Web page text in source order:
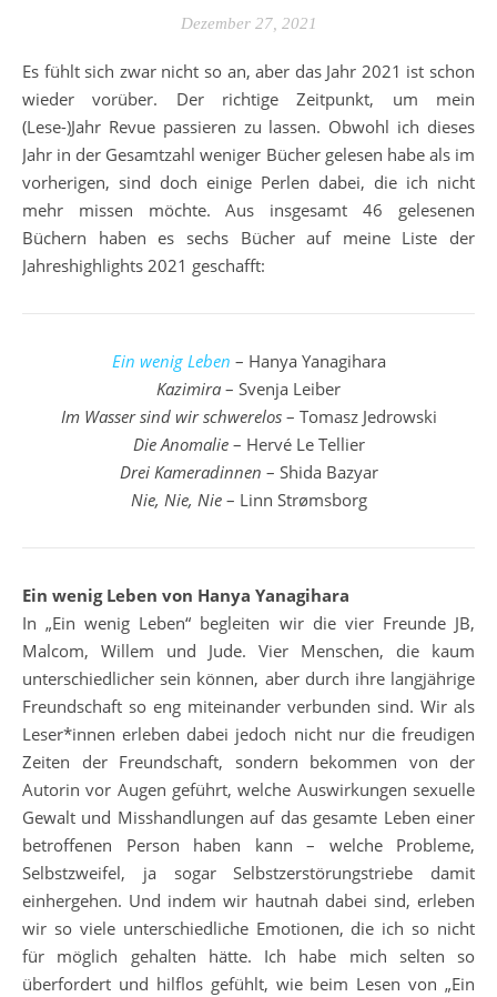
Dezember 27, 2021
Es fühlt sich zwar nicht so an, aber das Jahr 2021 ist schon
wieder vorüber. Der richtige Zeitpunkt, um mein
(Lese-)Jahr Revue passieren zu lassen. Obwohl ich dieses
Jahr in der Gesamtzahl weniger Bücher gelesen habe als im
vorherigen, sind doch einige Perlen dabei, die ich nicht
mehr missen möchte. Aus insgesamt 46 gelesenen
Büchern haben es sechs Bücher auf meine Liste der
Jahreshighlights 2021 geschafft:
Ein wenig Leben – Hanya Yanagihara
Kazimira – Svenja Leiber
Im Wasser sind wir schwerelos – Tomasz Jedrowski
Die Anomalie– Hervé Le Tellier
Drei Kameradinnen – Shida Bazyar
Nie, Nie, Nie– Linn Strømsborg
Ein wenig Leben von Hanya Yanagihara
In „Ein wenig Leben“ begleiten wir die vier Freunde JB,
Malcom, Willem und Jude. Vier Menschen, die kaum
unterschiedlicher sein können, aber durch ihre langjährige
Freundschaft so eng miteinander verbunden sind. Wir als
Leser*innen erleben dabei jedoch nicht nur die freudigen
Zeiten der Freundschaft, sondern bekommen von der
Autorin vor Augen geführt, welche Auswirkungen sexuelle
Gewalt und Misshandlungen auf das gesamte Leben einer
betroffenen Person haben kann – welche Probleme,
Selbstzweifel, ja sogar Selbstzerstörungstriebe damit
einhergehen. Und indem wir hautnah dabei sind, erleben
wir so viele unterschiedliche Emotionen, die ich so nicht
für möglich gehalten hätte. Ich habe mich selten so
überfordert und hilflos gefühlt, wie beim Lesen von „Ein